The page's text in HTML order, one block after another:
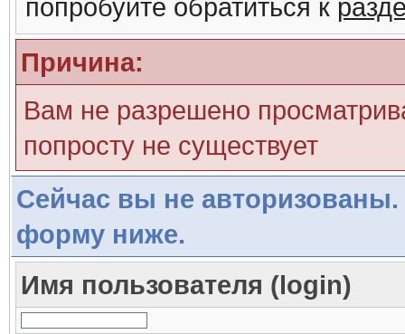
попробуйте обратиться к
Причина:
Вам не разрешено
попросту не существует
Сейчас вы не авторизованы.
форму ниже.
Имя пользователя (login)